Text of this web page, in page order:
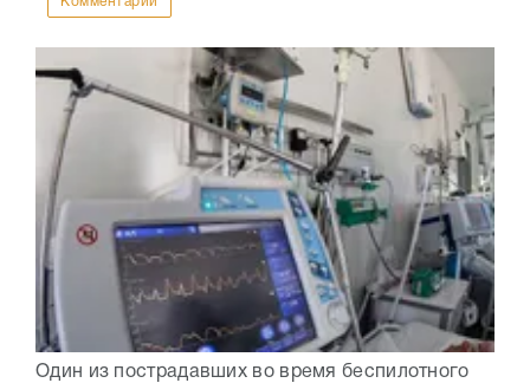
Один из пострадавших во время беспилотного